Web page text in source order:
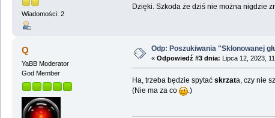
Wiadomości: 2
Dzięki. Szkoda że dziś nie można nigdzie
Q
YaBB Moderator
God Member
Odp: Poszukiwania "Sklonowanej
« Odpowiedź #3 dnia: Lipca 12, 2023,
Ha, trzeba będzie spytać skrzata, czy nie
(Nie ma za co
.)